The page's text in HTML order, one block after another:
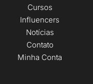
Cursos
Influencers
Notícias
Contato
Minha Conta